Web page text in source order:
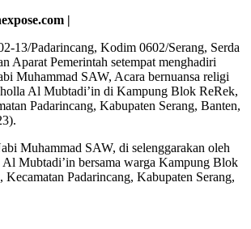
|
13/Padarincang, Kodim 0602/Serang, Serda
Aparat Pemerintah setempat menghadiri
Muhammad SAW, Acara bernuansa religi
Al Mubtadi’in di Kampung Blok ReRek,
Padarincang, Kabupaten Serang, Banten,
Muhammad SAW, di selenggarakan oleh
Mubtadi’in bersama warga Kampung Blok
Kecamatan Padarincang, Kabupaten Serang,